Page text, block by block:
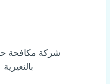
شركة مكافحة
بالنعيرية